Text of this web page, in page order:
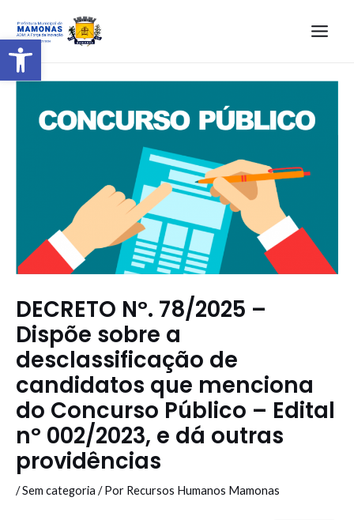
Barra de Ferramentas Aberta
DECRETO Nº. 78/2025 –
Dispõe sobre a
desclassificação de
candidatos que menciona
do Concurso Público – Edital
nº 002/2023, e dá outras
providências
/Sem categoria / Por Recursos Humanos Mamonas